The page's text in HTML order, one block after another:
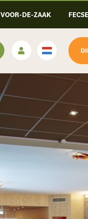
VOOR-DE-ZAAK
Nederlands